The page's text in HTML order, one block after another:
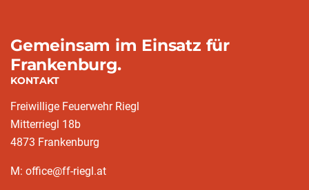
Gemeinsam im Einsatz für
Frankenburg.
KONTAKT
Freiwillige Feuerwehr Riegl
Mitterriegl 18b
4873 Frankenburg
M: office@ff-riegl.at